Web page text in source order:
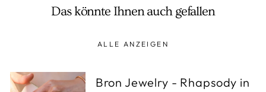
Das könnte Ihnen auch gefallen
ALLE ANZEIGEN
Bron Jewelry - Rhapsody in